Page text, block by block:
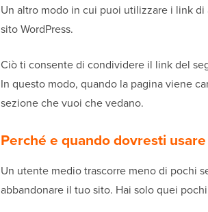
Un altro modo in cui puoi utilizzare i link
sito WordPress.
Ciò ti consente di condividere il link del
In questo modo, quando la pagina viene
sezione che vuoi che vedano.
Perché e quando dovresti
Un utente medio trascorre meno di pochi
abbandonare il tuo sito. Hai solo quei